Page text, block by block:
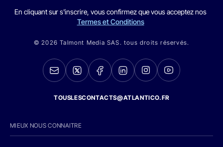
En cliquant sur s'inscrire, vous confirmez que vous acceptez nos
Termes et Conditions
© 2026 Talmont Media SAS. tous droits réservés.
TOUSLESCONTACTS@ATLANTICO.FR
MIEUX NOUS CONNAITRE